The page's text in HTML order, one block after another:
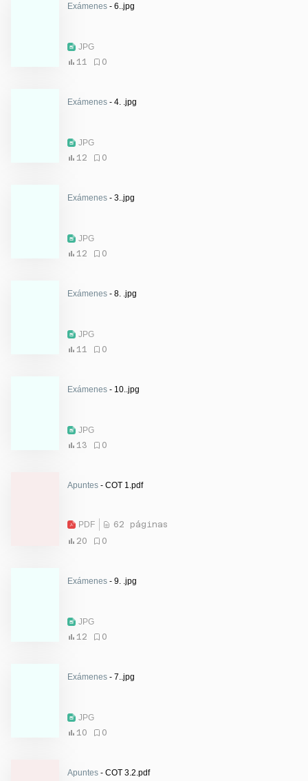
Exámenes - 6..jpg
JPG
11
0
Exámenes - 4. .jpg
JPG
12
0
Exámenes - 3..jpg
JPG
12
0
Exámenes - 8. .jpg
JPG
11
0
Exámenes - 10..jpg
JPG
13
0
Apuntes - COT 1.pdf
PDF
62 páginas
20
0
Exámenes - 9. .jpg
JPG
12
0
Exámenes - 7..jpg
JPG
10
0
Apuntes - COT 3.2.pdf